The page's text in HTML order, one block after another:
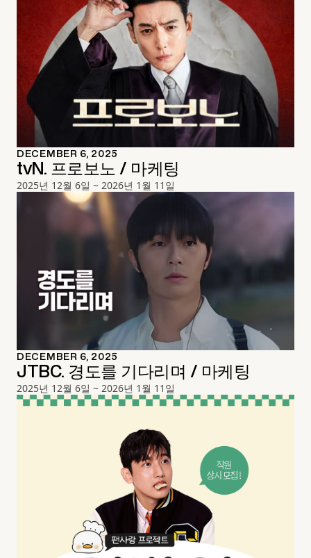
DECEMBER 6, 2025
tvN. 프로보노 / 마케팅
2025년 12월 6일 ~ 2026년 1월 11일
DECEMBER 6, 2025
JTBC. 경도를 기다리며 / 마케팅
2025년 12월 6일 ~ 2026년 1월 11일